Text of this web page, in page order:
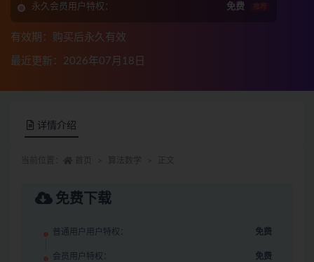
永久会员用户特权： 免费 推荐
有效期：购买后永久有效
最近更新：2026年07月18日
详情介绍
免费下载
普通用户用户特权： 免费
会员用户特权： 免费